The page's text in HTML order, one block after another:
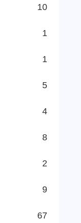
10
1
1
5
4
8
2
9
67